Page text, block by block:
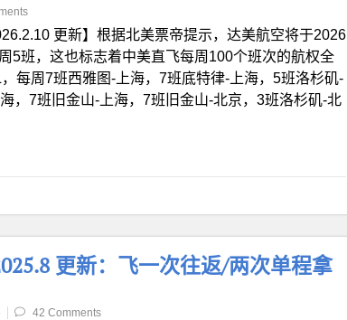
更新】根据北美票帝提示，达美航空将于2026
5班，这也标志着中美直飞每周100个班次的航权全
每周7班西雅图-上海，7班底特律-上海，5班洛杉矶-
，7班旧金山-上海，7班旧金山-北京，3班洛杉矶-北
更新：飞一次往返/两次单程拿
42 Comments